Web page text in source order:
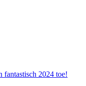
fantastisch 2024 toe!